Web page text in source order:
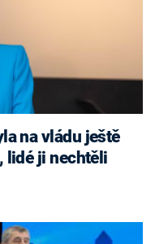
na vládu ještě
lidé ji nechtěli